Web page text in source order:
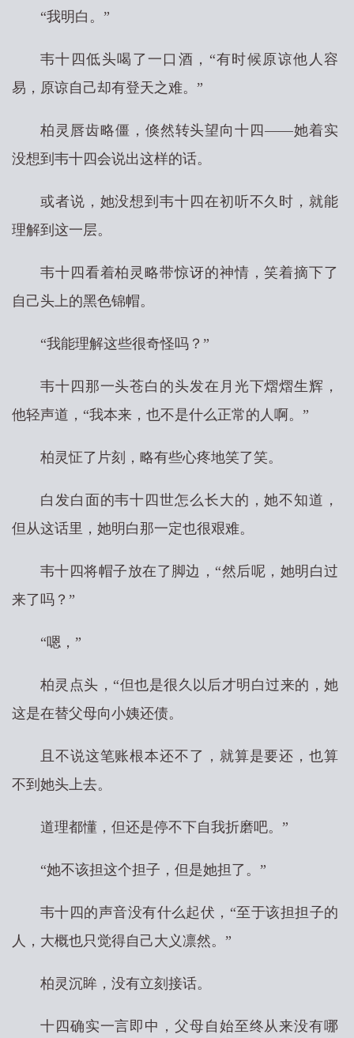
“我明白。”
韦十四低头喝了一口酒，“有时候原谅他人容
易，原谅自己却有登天之难。”
柏灵唇齿略僵，倏然转头望向十四——她着实
没想到韦十四会说出这样的话。
或者说，她没想到韦十四在初听不久时，就能
理解到这一层。
韦十四看着柏灵略带惊讶的神情，笑着摘下了
自己头上的黑色锦帽。
“我能理解这些很奇怪吗？”
韦十四那一头苍白的头发在月光下熠熠生辉，
他轻声道，“我本来，也不是什么正常的人啊。”
柏灵怔了片刻，略有些心疼地笑了笑。
白发白面的韦十四世怎么长大的，她不知道，
但从这话里，她明白那一定也很艰难。
韦十四将帽子放在了脚边，“然后呢，她明白过
来了吗？”
“嗯，”
柏灵点头，“但也是很久以后才明白过来的，她
这是在替父母向小姨还债。
且不说这笔账根本还不了，就算是要还，也算
不到她头上去。
道理都懂，但还是停不下自我折磨吧。”
“她不该担这个担子，但是她担了。”
韦十四的声音没有什么起伏，“至于该担担子的
人，大概也只觉得自己大义凛然。”
柏灵沉眸，没有立刻接话。
十四确实一言即中，父母自始至终从来没有哪